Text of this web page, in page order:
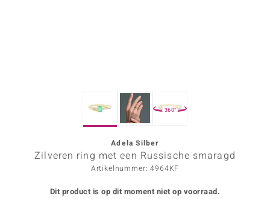
360°
Adela Silber
Zilveren ring met een Russische smaragd
Artikelnummer: 4964KF
Dit product is op dit moment niet op voorraad.